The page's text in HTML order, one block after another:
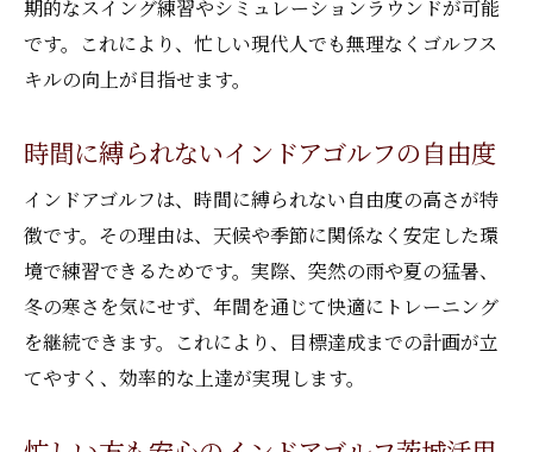
期的なスイング練習やシミュレーションラウンドが可能
です。これにより、忙しい現代人でも無理なくゴルフス
キルの向上が目指せます。
時間に縛られないインドアゴルフの自由度
インドアゴルフは、時間に縛られない自由度の高さが特
徴です。その理由は、天候や季節に関係なく安定した環
境で練習できるためです。実際、突然の雨や夏の猛暑、
冬の寒さを気にせず、年間を通じて快適にトレーニング
を継続できます。これにより、目標達成までの計画が立
てやすく、効率的な上達が実現します。